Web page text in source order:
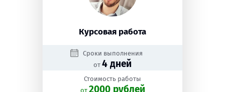
Курсовая работа
Сроки выполнения
от 4 дней
Стоимость работы
oт 2000 рублей